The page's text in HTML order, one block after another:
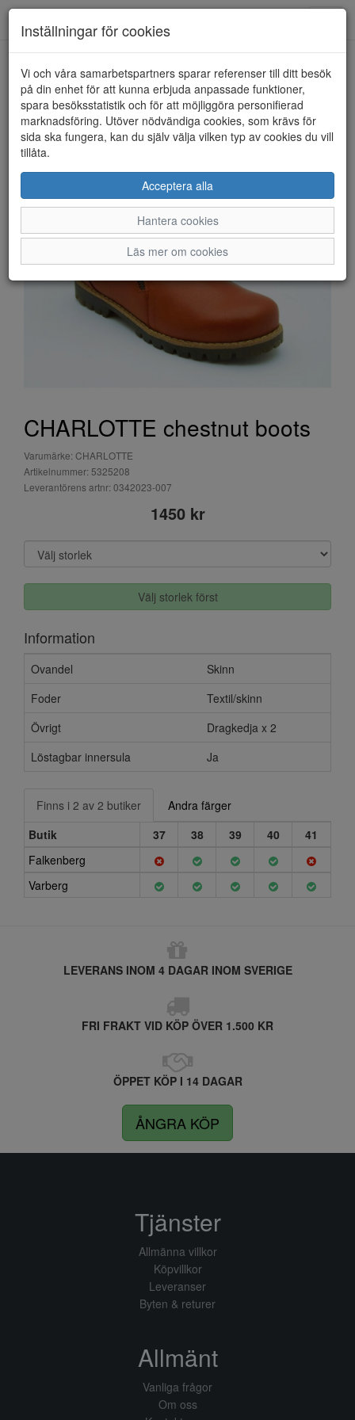
HEM CHARLOTTE
CHARLOTTE chestnut boots
Varumärke: CHARLOTTE
Artikelnummer: 5325208
Leverantörens artnr: 0342023-007
1450 kr
Välj storlek först
Information
Ovandel
Skinn
Foder
Textil/skinn
Övrigt
Dragkedja x 2
Löstagbar innersula
Ja
Finns i 2 av 2 butiker
Andra färger
Butik
37 38 39 40
41
Falkenberg
Varberg
LEVERANS INOM 4 DAGAR INOM SVERIGE
FRI FRAKT VID KÖP ÖVER 1.500 KR
ÖPPET KÖP I 14 DAGAR
ÅNGRA KÖP
Inställningar för cookies
Vi och våra samarbetspartners sparar referenser till ditt besök
på din enhet för att kunna erbjuda anpassade funktioner,
spara besöksstatistik och för att möjliggöra personifierad
marknadsföring. Utöver nödvändiga cookies, som krävs för
sida ska fungera, kan du själv välja vilken typ av cookies du vill
tillåta.
Acceptera alla
Hantera cookies
Läs mer om cookies
Tjänster
Allmänna villkor
Köpvillkor
Leveranser
Byten & returer
Allmänt
Vanliga frågor
Om oss